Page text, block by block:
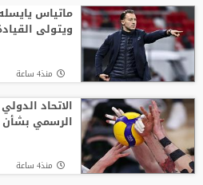
ماتياس
ويتولى
منذ4 ساعة
الاتحاد
الرسمي بشأن
منذ4 ساعة